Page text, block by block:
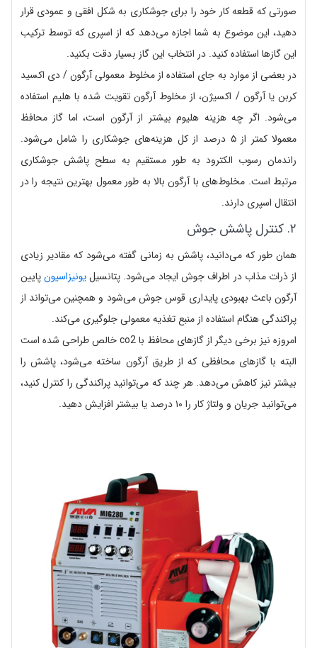
صورتی که قطعه کار خود را برای جوشکاری به شکل افقی و عمودی قرار
دهید، این موضوع به شما اجازه می‌دهد که از اسپری که توسط ترکیب
این گازها استفاده کنید. در انتخاب این گاز بسیار دقت بکنید.
در بعضی از موارد به جای استفاده از مخلوط معمولی آرگون / دی اکسید
کربن یا آرگون / اکسیژن، از مخلوط آرگون تقویت شده با هلیم استفاده
می‌شود. اگر چه هزینه هلیوم بیشتر از آرگون است، اما گاز محافظ
معمولا کمتر از ۵ درصد از کل هزینه‌های جوشکاری را شامل می‌شود.
راندمان رسوب الکترود به طور مستقیم به سطح پاشش جوشکاری
مرتبط است. مخلوط‌های با آرگون بالا به طور معمول بهترین نتیجه را در
انتقال اسپری دارند.
۲. کنترل پاشش جوش
همان طور که می‌دانید، پاشش به زمانی گفته می‌شود که مقادیر زیادی
از ذرات مذاب در اطراف جوش ایجاد می‌شود. پتانسیلیونیزاسیونپایین
آرگون باعث بهبودی پایداری قوس جوش می‌شود و همچنین می‌تواند از
پراکندگی هنگام استفاده از منبع تغذیه معمولی جلوگیری می‌کند.
امروزه نیز برخی دیگر از گازهای محافظ با co2 خالص طراحی شده است
البته با گازهای محافظی که از طریق آرگون ساخته می‌شود، پاشش را
بیشتر نیز کاهش می‌دهد. هر چند که می‌توانید پراکندگی را کنترل کنید،
می‌توانید جریان و ولتاژ کار را ۱۰ درصد یا بیشتر افزایش دهید.